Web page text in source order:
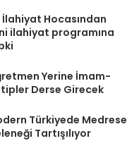
İlahiyat Hocasından
ilahiyat programına
Yerine İmam-
Derse Girecek
Türkiyede Medrese
Tartışılıyor